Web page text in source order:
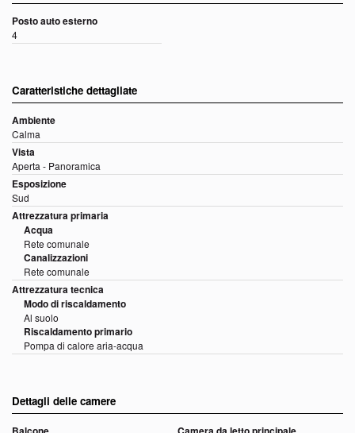
Posto auto esterno
4
Caratteristiche dettagliate
Ambiente
Calma
Vista
Aperta - Panoramica
Esposizione
Sud
Attrezzatura primaria
Acqua
Rete comunale
Canalizzazioni
Rete comunale
Attrezzatura tecnica
Modo di riscaldamento
Al suolo
Riscaldamento primario
Pompa di calore aria-acqua
Dettagli delle camere